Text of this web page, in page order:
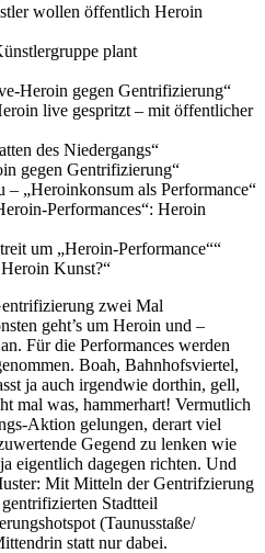
wollen öffentlich Heroin
plant
Heroin gegen Gentrifizierung“
live gespritzt – mit öffentlicher
des Niedergangs“
gegen Gentrifizierung“
„Heroinkonsum als Performance“
Performances“: Heroin
um „Heroin-Performance““
Kunst?“
zwei Mal
geht’s um Heroin und –
Für die Performances werden
Boah, Bahnhofsviertel,
ja auch irgendwie dorthin, gell,
mal was, hammerhart! Vermutlich
Aktion gelungen, derart viel
Gegend zu lenken wie
eigentlich dagegen richten. Und
Mit Mitteln der Gentrifzierung
Stadtteil
(Taunusstaße/
statt nur dabei.